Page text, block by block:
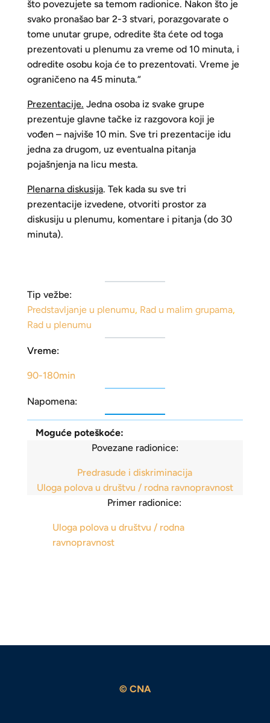
što povezujete sa temom radionice. Nakon što je
svako pronašao bar 2-3 stvari, porazgovarate o
tome unutar grupe, odredite šta ćete od toga
prezentovati u plenumu za vreme od 10 minuta, i
odredite osobu koja će to prezentovati. Vreme je
ograničeno na 45 minuta.“
Prezentacije. Jedna osoba iz svake grupe
prezentuje glavne tačke iz razgovora koji je
vođen – najviše 10 min. Sve tri prezentacije idu
jedna za drugom, uz eventualna pitanja
pojašnjenja na licu mesta.
Plenarna diskusija. Tek kada su sve tri
prezentacije izvedene, otvoriti prostor za
diskusiju u plenumu, komentare i pitanja (do 30
minuta).
Tip vežbe:
Predstavljanje u plenumu, Rad u malim grupama,
Rad u plenumu
Vreme:
90-180min
Napomena:
Moguće poteškoće:
Povezane radionice:
Predrasude i diskriminacija
Uloga polova u društvu / rodna ravnopravnost
Primer radionice:
Uloga polova u društvu / rodna
ravnopravnost
© CNA